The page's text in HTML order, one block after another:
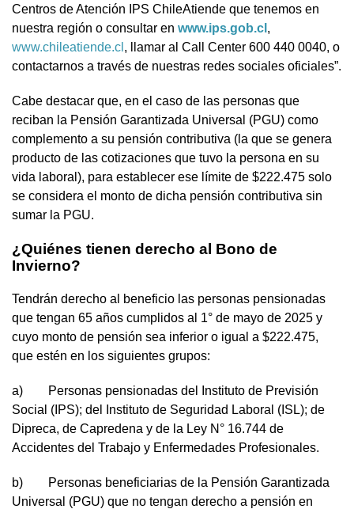
Centros de Atención IPS ChileAtiende que tenemos en
nuestra región o consultar en www.ips.gob.cl ,
www.chileatiende.cl , llamar al Call Center 600 440 0040, o
contactarnos a través de nuestras redes sociales oficiales”.
Cabe destacar que, en el caso de las personas que
reciban la Pensión Garantizada Universal (PGU) como
complemento a su pensión contributiva (la que se genera
producto de las cotizaciones que tuvo la persona en su
vida laboral), para establecer ese límite de $222.475 solo
se considera el monto de dicha pensión contributiva sin
sumar la PGU.
¿Quiénes tienen derecho al Bono de
Invierno?
Tendrán derecho al beneficio las personas pensionadas
que tengan 65 años cumplidos al 1° de mayo de 2025 y
cuyo monto de pensión sea inferior o igual a $222.475,
que estén en los siguientes grupos:
a) Personas pensionadas del Instituto de Previsión
Social (IPS); del Instituto de Seguridad Laboral (ISL); de
Dipreca, de Capredena y de la Ley N° 16.744 de
Accidentes del Trabajo y Enfermedades Profesionales.
b) Personas beneficiarias de la Pensión Garantizada
Universal (PGU) que no tengan derecho a pensión en